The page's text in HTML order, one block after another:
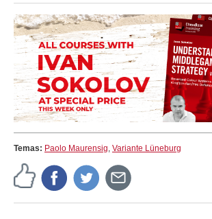
Temas: Paolo Maurensig, Variante Lüneburg